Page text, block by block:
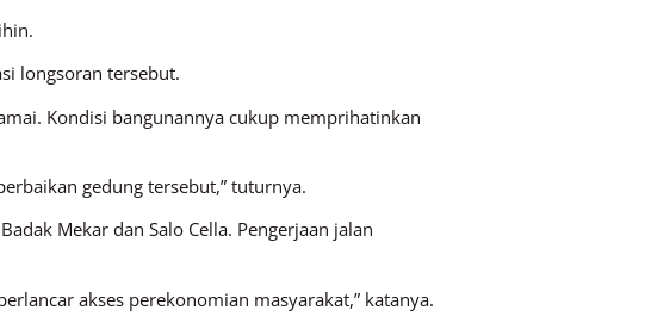
longsoran tersebut.
Kondisi bangunannya cukup memprihatinkan
gedung tersebut,” tuturnya.
Mekar dan Salo Cella. Pengerjaan jalan
akses perekonomian masyarakat,” katanya.